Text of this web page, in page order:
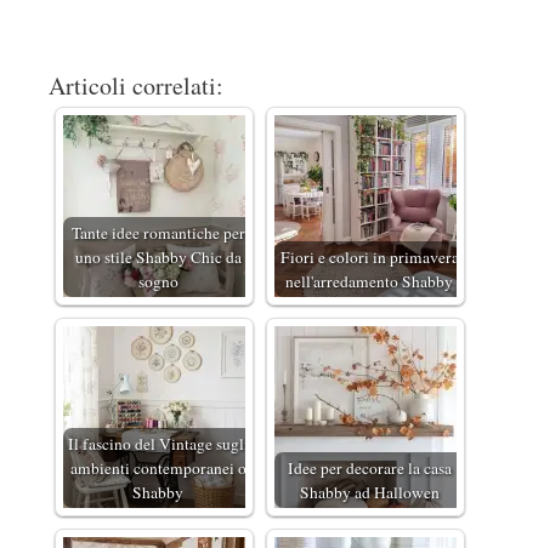
Articoli correlati:
Tante idee romantiche per
uno stile Shabby Chic da
sogno
Fiori e colori in primavera
nell'arredamento Shabby
Il fascino del Vintage sugli
ambienti contemporanei o
Shabby
Idee per decorare la casa
Shabby ad Hallowen